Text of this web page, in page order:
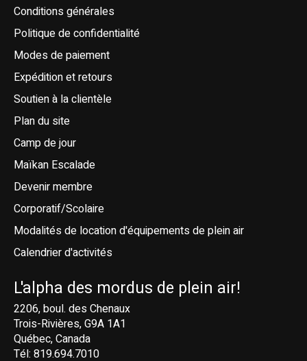
Conditions générales
Politique de confidentialité
Modes de paiement
Expédition et retours
Soutien à la clientèle
Plan du site
Camp de jour
Maïkan Escalade
Devenir membre
Corporatif/Scolaire
Modalités de location d'équipements de plein air
Calendrier d'activités
L'alpha des mordus de plein air!
2206, boul. des Chenaux
Trois-Rivières, G9A 1A1
Québec, Canada
Tél: 819.694.7010